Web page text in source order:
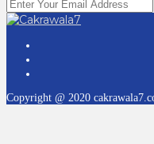
Copyright @ 2020